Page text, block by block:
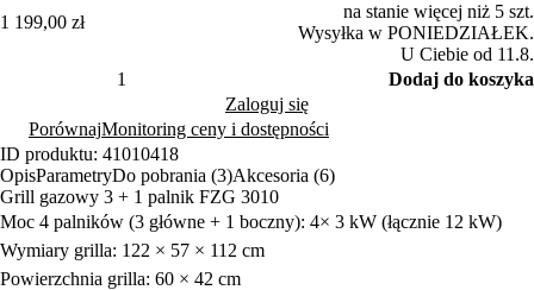
przechowywania gwarantuje komfortowe użytkowanie.
1 199,00 zł
na stanie więcej niż 5 szt.
Wysyłka w PONIEDZIAŁEK.
U Ciebie od 11.8.
Dodaj do koszyka
Zaloguj się
PorównajMonitoring ceny i dostępności
ID produktu: 41010418
OpisParametryDo pobrania (3)Akcesoria (6)
Grill gazowy 3 + 1 palnik FZG 3010
Moc 4 palników (3 główne + 1 boczny): 4× 3 kW (łącznie 12 kW)
Wymiary grilla: 122 × 57 × 112 cm
Powierzchnia grilla: 60 × 42 cm